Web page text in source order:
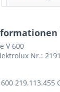
V 600
Nr.:
219.113.455